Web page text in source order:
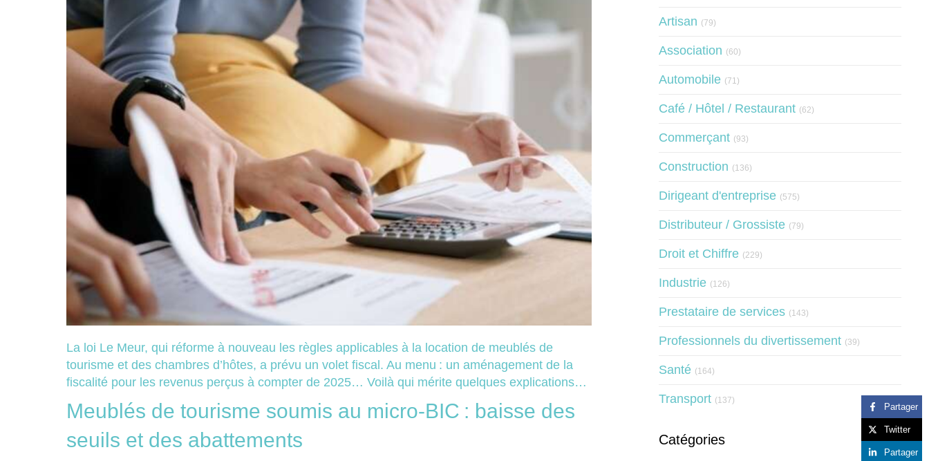
La loi Le Meur, qui réforme à nouveau les règles applicables à la location de meublés de
tourisme et des chambres d’hôtes, a prévu un volet fiscal. Au menu : un aménagement de la
fiscalité pour les revenus perçus à compter de 2025… Voilà qui mérite quelques explications…
Meublés de tourisme soumis au micro-BIC : baisse des
seuils et des abattements
Partager
Twitter
Partager
Artisan (79)
Association (60)
Automobile (71)
Café / Hôtel / Restaurant (62)
Commerçant (93)
Construction (136)
Dirigeant d'entreprise (575)
Distributeur / Grossiste (79)
Droit et Chiffre (229)
Industrie (126)
Prestataire de services (143)
Professionnels du divertissement (39)
Santé (164)
Transport (137)
Catégories